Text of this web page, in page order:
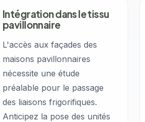
Intégration dans le tissu
pavillonnaire
L'accès aux façades des
maisons pavillonnaires
nécessite une étude
préalable pour le passage
des liaisons frigorifiques.
Anticipez la pose des unités